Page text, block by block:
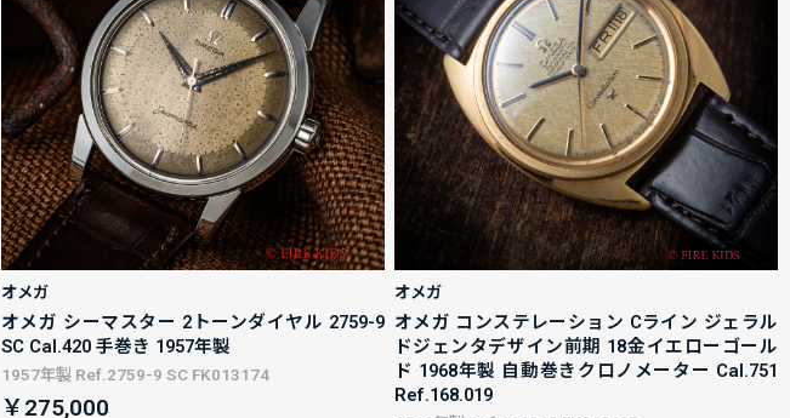
オメガ
オメガ シーマスター 2トーンダイヤル 2759-9
SC Cal.420 手巻き 1957年製
1957年製 Ref.2759-9 SC FK013174
￥275,000
オメガ
オメガ コンステレーション Cライン ジェラル
ドジェンタデザイン前期 18金イエローゴール
ド 1968年製 自動巻きクロノメーター Cal.751
Ref.168.019